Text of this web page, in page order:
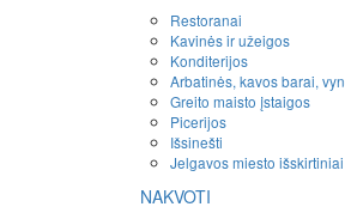
Restoranai
Kavinės ir užeigos
Konditerijos
Arbatinės, kavos barai,
Greito maisto įstaigos
Picerijos
Išsinešti
Jelgavos miesto
NAKVOTI